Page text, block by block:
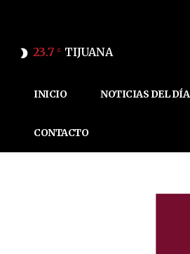
23.7 C TIJUANA
INICIO NOTICIAS DEL DÍA
CONTACTO